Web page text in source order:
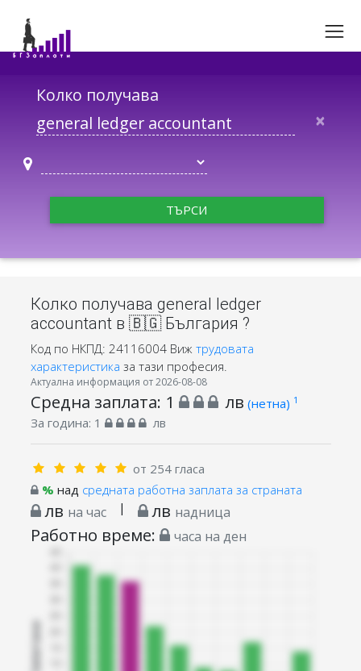
Колко получава
×
ТЪРСИ
Колко получава general ledger
accountant в 🇧🇬 България ?
Код по НКПД: 24116004Виж трудовата
характеристика за тази професия.
Актуална информация от 2026-08-08
Средна заплата: 1 лв (нетна) 1
За година: 1 лв
от 254 гласа
% над средната работна заплата за страната
лв на час | лв надница
Работно време: часа на ден